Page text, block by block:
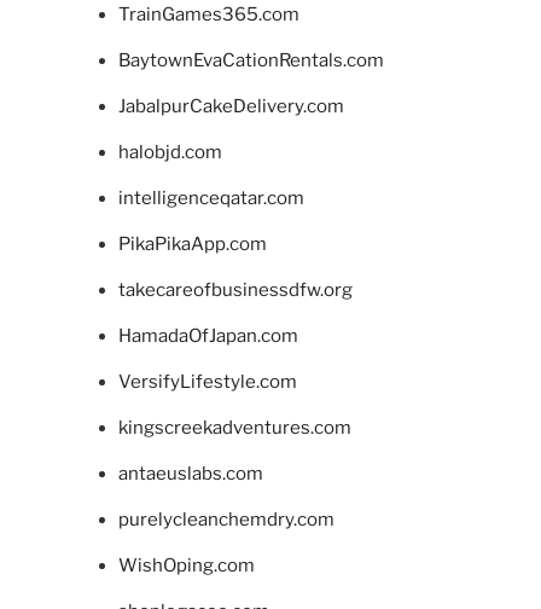
TrainGames365.com
BaytownEvaCationRentals.com
JabalpurCakeDelivery.com
halobjd.com
intelligenceqatar.com
PikaPikaApp.com
takecareofbusinessdfw.org
HamadaOfJapan.com
VersifyLifestyle.com
kingscreekadventures.com
antaeuslabs.com
purelycleanchemdry.com
WishOping.com